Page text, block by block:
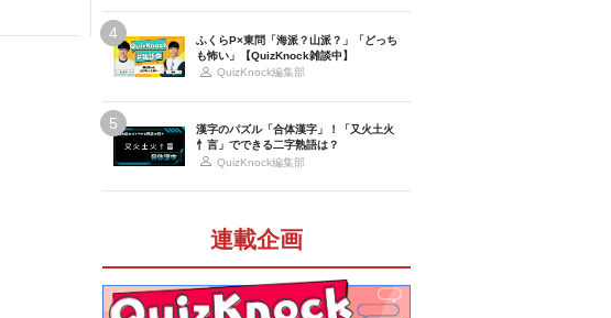
4
ふくらP×東問「海派？山派？」「どっち
も怖い」【QuizKnock雑談中】
QuizKnock編集部
5
漢字のパズル「合体漢字」！「又火土火
忄言」でできる二字熟語は？
QuizKnock編集部
連載企画